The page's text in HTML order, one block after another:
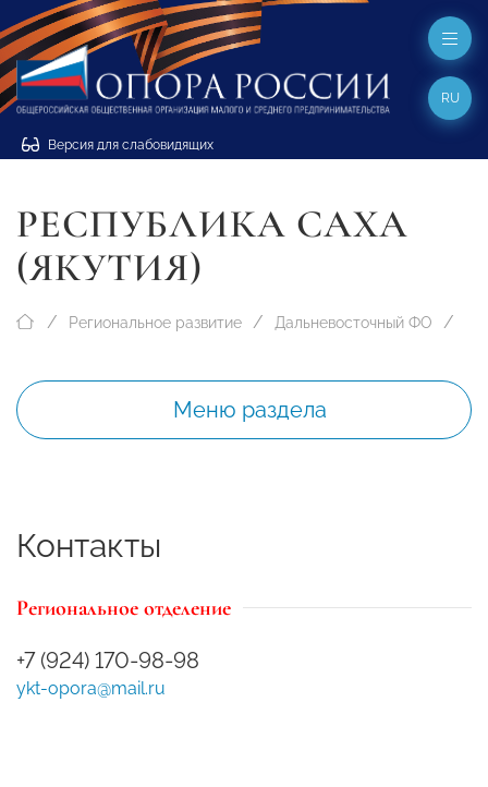
Версия для слабовидящих
RU
РЕСПУБЛИКА САХА
(ЯКУТИЯ)
Региональное развитие Дальневосточный ФО
Меню раздела
Контакты
Региональное отделение
+7 (924) 170-98-98
ykt-opora@mail.ru